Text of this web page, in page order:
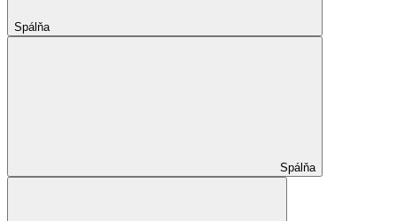
Spálňa
Spálňa